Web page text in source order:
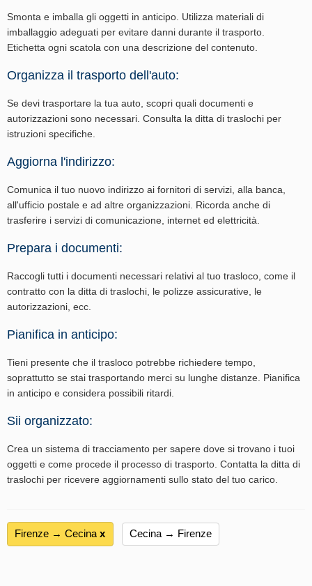
Smonta e imballa gli oggetti in anticipo. Utilizza materiali di
imballaggio adeguati per evitare danni durante il trasporto.
Etichetta ogni scatola con una descrizione del contenuto.
Organizza il trasporto dell'auto:
Se devi trasportare la tua auto, scopri quali documenti e
autorizzazioni sono necessari. Consulta la ditta di traslochi per
istruzioni specifiche.
Aggiorna l'indirizzo:
Comunica il tuo nuovo indirizzo ai fornitori di servizi, alla banca,
all'ufficio postale e ad altre organizzazioni. Ricorda anche di
trasferire i servizi di comunicazione, internet ed elettricità.
Prepara i documenti:
Raccogli tutti i documenti necessari relativi al tuo trasloco, come il
contratto con la ditta di traslochi, le polizze assicurative, le
autorizzazioni, ecc.
Pianifica in anticipo:
Tieni presente che il trasloco potrebbe richiedere tempo,
soprattutto se stai trasportando merci su lunghe distanze. Pianifica
in anticipo e considera possibili ritardi.
Sii organizzato:
Crea un sistema di tracciamento per sapere dove si trovano i tuoi
oggetti e come procede il processo di trasporto. Contatta la ditta di
traslochi per ricevere aggiornamenti sullo stato del tuo carico.
Firenze → Cecina х Cecina → Firenze